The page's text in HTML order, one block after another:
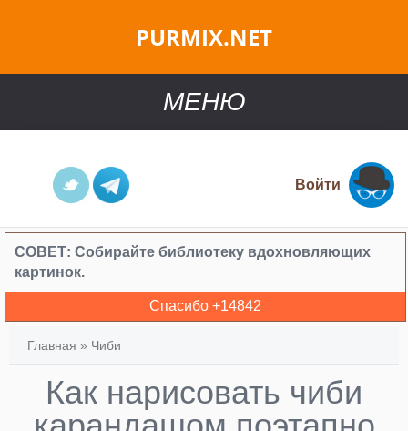
PURMIX.NET
МЕНЮ
Войти
СОВЕТ: Собирайте библиотеку вдохновляющих
картинок.
Спасибо +14842
Главная » Чиби
Как нарисовать чиби